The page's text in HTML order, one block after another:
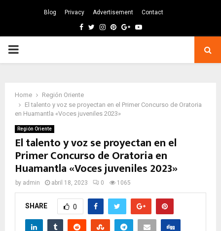
Blog Privacy Advertisement Contact
Facebook
TwitterInstagram
Pinterest
GoogleYoutube
PRIMARY
Home
Región Oriente
El talento y voz se proyectan en el Primer Concurso de Oratoria
en Huamantla «Voces juveniles 2023»
Región Oriente
El talento y voz se proyectan en el
Primer Concurso de Oratoria en
Huamantla «Voces juveniles 2023»
by admin abril 18, 2023 0 1065
SHARE 0